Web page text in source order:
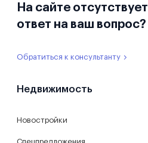
На сайте отсутствует
ответ на ваш вопрос?
Обратиться к консультанту
Недвижимость
Новостройки
Спецпредложения